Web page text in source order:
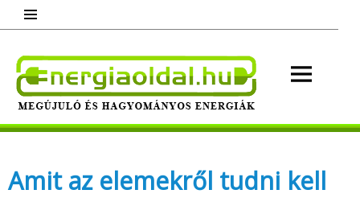
content
Megújuló és hagyományos energiák.
Amit az elemekről tudni kell